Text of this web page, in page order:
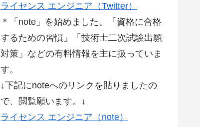
ライセンス エンジニア（Twitter）
＊「note」を始めました。「資格に合格
するための習慣」「技術士二次試験出願
対策」などの有料情報を主に扱っていま
す。
↓下記にnoteへのリンクを貼りましたの
で、閲覧願います。↓
ライセンス エンジニア（note）